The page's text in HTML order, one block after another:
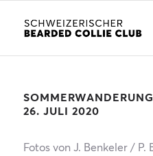
26. JULI 2020
Fotos von J. Benkeler /